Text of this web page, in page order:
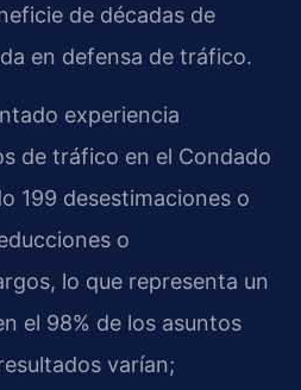
de décadas de
en defensa de tráfico.
experiencia
de tráfico en el Condado
199 desestimaciones o
o
lo que representa un
el 98% de los asuntos
varían;